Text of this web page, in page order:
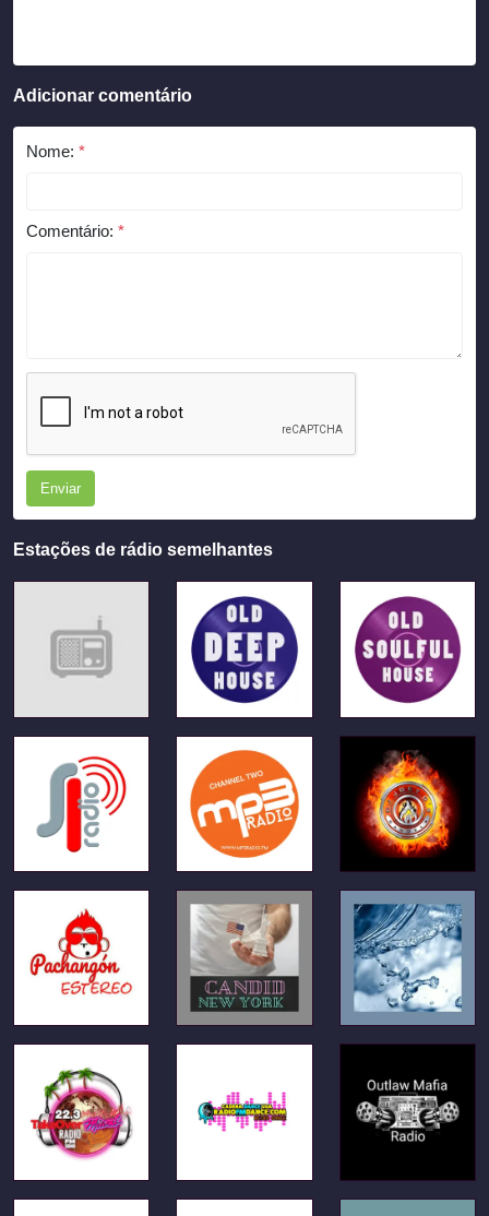
Adicionar comentário
Nome: *
Comentário: *
Enviar
Estações de rádio semelhantes